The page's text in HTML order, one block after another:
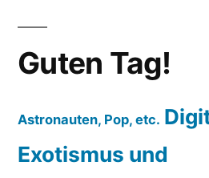
Guten Tag!
Astronauten, Pop, etc.
Exotismus und